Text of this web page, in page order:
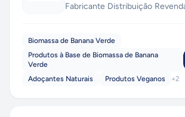
Fabricante·Distribuição·
Biomassa de Banana Verde
Produtos à Base de Biomassa de Banana
Verde
Adoçantes Naturais
Produtos Veganos +2